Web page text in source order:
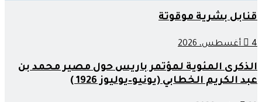
قنابل بشرية موقوتة
4 أغسطس، 2026
الذكرى المئوية لمؤتمر باريس حول مصير محمد بن
عبد الكريم الخطابي (يونيو–يوليوز 1926 )